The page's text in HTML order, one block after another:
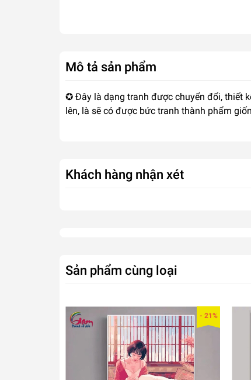
Mô tả sản phẩm
✪ Đây là dạng tranh được chuyển đổi, thiết
lên, là sẽ có được bức tranh thành phẩm
Khách hàng nhận xét
Sản phẩm cùng loại
- 21%